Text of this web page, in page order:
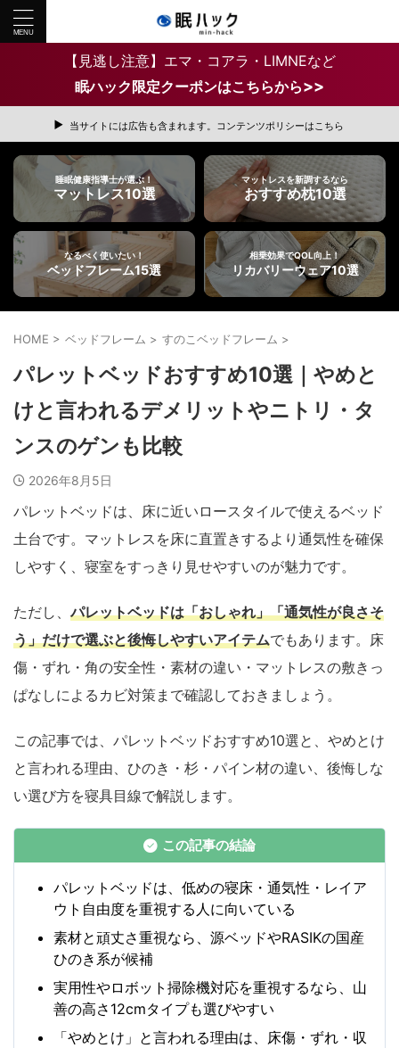
【見逃し注意】エマ・コアラ・LIMNEなど
眠ハック限定クーポンはこちらから>>
当サイトには広告も含まれます。コンテンツポリシーはこちら
睡眠健康指導士が選ぶ！
マットレス10選
マットレスを新調するなら
おすすめ枕10選
なるべく使いたい！
ベッドフレーム15選
相乗効果でQOL向上！
リカバリーウェア10選
HOME > ベッドフレーム > すのこベッドフレーム >
パレットベッドおすすめ10選｜やめと
けと言われるデメリットやニトリ・タ
ンスのゲンも比較
2026年8月5日
パレットベッドは、床に近いロースタイルで使えるベッド
土台です。マットレスを床に直置きするより通気性を確保
しやすく、寝室をすっきり見せやすいのが魅力です。
ただし、パレットベッドは「おしゃれ」「通気性が良さそ
う」だけで選ぶと後悔しやすいアイテムでもあります。床
傷・ずれ・角の安全性・素材の違い・マットレスの敷きっ
ぱなしによるカビ対策まで確認しておきましょう。
この記事では、パレットベッドおすすめ10選と、やめとけ
と言われる理由、ひのき・杉・パイン材の違い、後悔しな
い選び方を寝具目線で解説します。
この記事の結論
パレットベッドは、低めの寝床・通気性・レイア
ウト自由度を重視する人に向いている
素材と頑丈さ重視なら、源ベッドやRASIKの国産
ひのき系が候補
実用性やロボット掃除機対応を重視するなら、山
善の高さ12cmタイプも選びやすい
「やめとけ」と言われる理由は、床傷・ずれ・収